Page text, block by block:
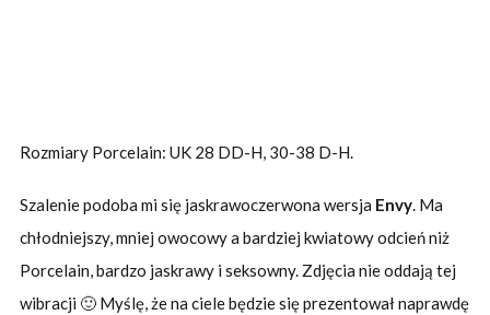
Rozmiary Porcelain: UK 28 DD-H, 30-38 D-H.
Szalenie podoba mi się jaskrawoczerwona wersja Envy. Ma
chłodniejszy, mniej owocowy a bardziej kwiatowy odcień niż
Porcelain, bardzo jaskrawy i seksowny. Zdjęcia nie oddają tej
wibracji 🙂 Myślę, że na ciele będzie się prezentował naprawdę